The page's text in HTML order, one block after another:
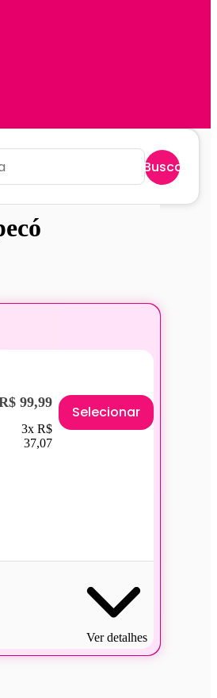
Buscar
99,99
3x R$
37,07
Selecionar
Ver detalhes